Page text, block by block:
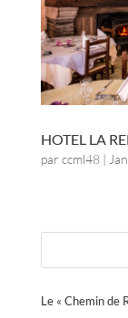
HOTEL LA
par ccml48|
Le « Chemin de